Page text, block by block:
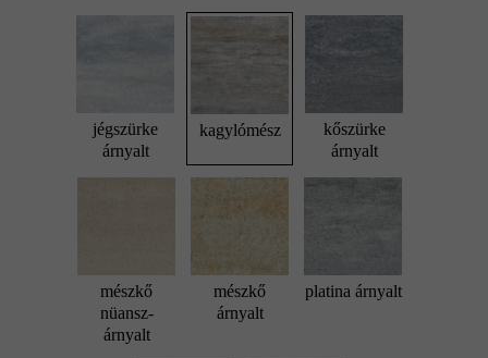
jégszürke
árnyalt
kagylómész
kőszürke
árnyalt
mészkő
nüansz-
árnyalt
mészkő
árnyalt
platina árnyalt